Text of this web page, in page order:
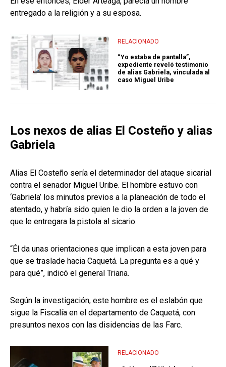
entregado a la religión y a su esposa.
RELACIONADO
“Yo estaba de pantalla”,
expediente reveló testimonio
de alias Gabriela, vinculada al
caso Miguel Uribe
Los nexos de alias El Costeño y alias
Gabriela
Alias El Costeño sería el determinador del ataque sicarial
contra el senador Miguel Uribe. El hombre estuvo con
‘Gabriela’ los minutos previos a la planeación de todo el
atentado, y habría sido quien le dio la orden a la joven de
que le entregara la pistola al sicario.
“Él da unas orientaciones que implican a esta joven para
que se traslade hacia Caquetá. La pregunta es a qué y
para qué”, indicó el general Triana.
Según la investigación, este hombre es el eslabón que
sigue la Fiscalía en el departamento de Caquetá, con
presuntos nexos con las disidencias de las Farc.
RELACIONADO